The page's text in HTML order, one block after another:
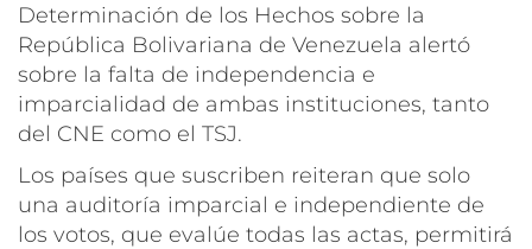
Determinación de los Hechos sobre la
República Bolivariana de Venezuela alertó
sobre la falta de independencia e
imparcialidad de ambas instituciones, tanto
del CNE como el TSJ.
Los países que suscriben reiteran que solo
una auditoría imparcial e independiente de
los votos, que evalúe todas las actas, permitirá